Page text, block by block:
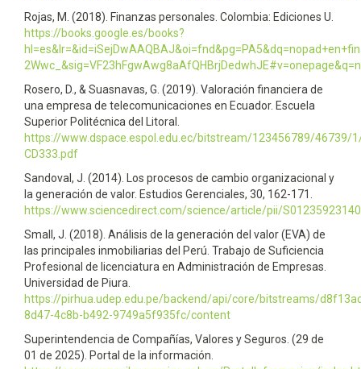
Rojas, M. (2018). Finanzas personales. Colombia: Ediciones U.
https://books.google.es/books?
Rosero, D., & Suasnavas, G. (2019). Valoración financiera de
una empresa de telecomunicaciones en Ecuador. Escuela
Superior Politécnica del Litoral.
https://www.dspace.espol.edu.ec/bitstream/123456789/46739/
CD333.pdf
Sandoval, J. (2014). Los procesos de cambio organizacional y
la generación de valor. Estudios Gerenciales, 30, 162-171.
https://www.sciencedirect.com/science/article/pii/
Small, J. (2018). Análisis de la generación del valor (EVA) de
las principales inmobiliarias del Perú. Trabajo de Suficiencia
Profesional de licenciatura en Administración de Empresas.
Universidad de Piura.
https://pirhua.udep.edu.pe/backend/api/core/bitstreams/
8d47-4c8b-b492-9749a5f935fc/content
Superintendencia de Compañías, Valores y Seguros. (29 de
01 de 2025). Portal de la información.